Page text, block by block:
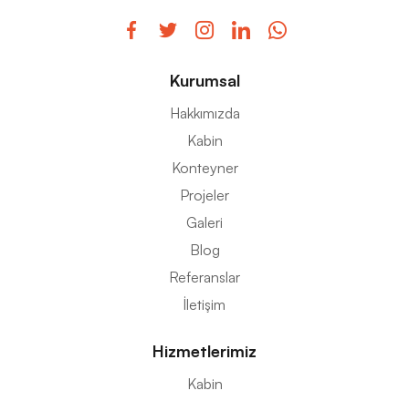
Kurumsal
Hakkımızda
Kabin
Konteyner
Projeler
Galeri
Blog
Referanslar
İletişim
Hizmetlerimiz
Kabin